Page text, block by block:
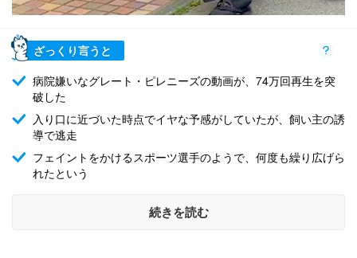
ざっくり言うと
病院嫌いなグレート・ピレニーズの動画が、74万回再生を突
破した
入り口に近づいた時点でイヤな予感がしていたが、飼い主の誘
導で逃走
フェイントをかけるスポーツ選手のようで、何度も繰り広げら
れたという
続きを読む